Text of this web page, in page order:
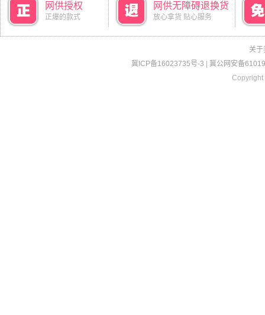
网供授权
正爆的款式
网供无障碍退换货
放心拿货 贴心服务
关于
冀ICP备16023735号-3
冀公网安备